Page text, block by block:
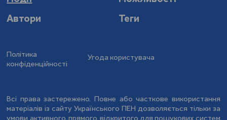
Автори
Теги
Політика
конфіденційності
Угода користувача
Всі права застережено. Повне або часткове використання
матеріалів із сайту Українського ПЕН дозволяється тільки за
умови активного, прямого, відкритого для пошукових систем